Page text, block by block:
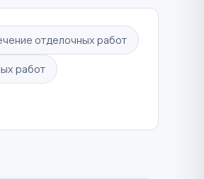
отделочных работ
работ